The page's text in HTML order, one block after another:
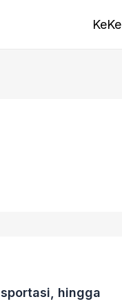
KeKe
hingga